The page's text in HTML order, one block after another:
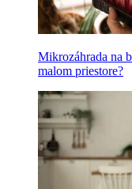
Mikrozáhrada na
malom priestore?